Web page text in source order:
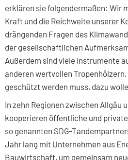
erklären sie folgendermaßen: Wir
Kraft und die Reichweite unserer
drängenden Fragen des
der gesellschaftlichen
Außerdem sind viele Instrumente
anderen wertvollen
geschützt werden muss, dazu
In zehn Regionen zwischen Allgäu
kooperieren öffentliche und
so genannten SDG-
Jahr lang mit Unternehmen aus
Bauwirtschaft, um gemeinsam